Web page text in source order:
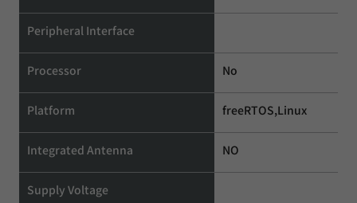
Peripheral Interface
Processor
Platform
Integrated Antenna
Supply Voltage
No
freeRTOS,Linux
NO